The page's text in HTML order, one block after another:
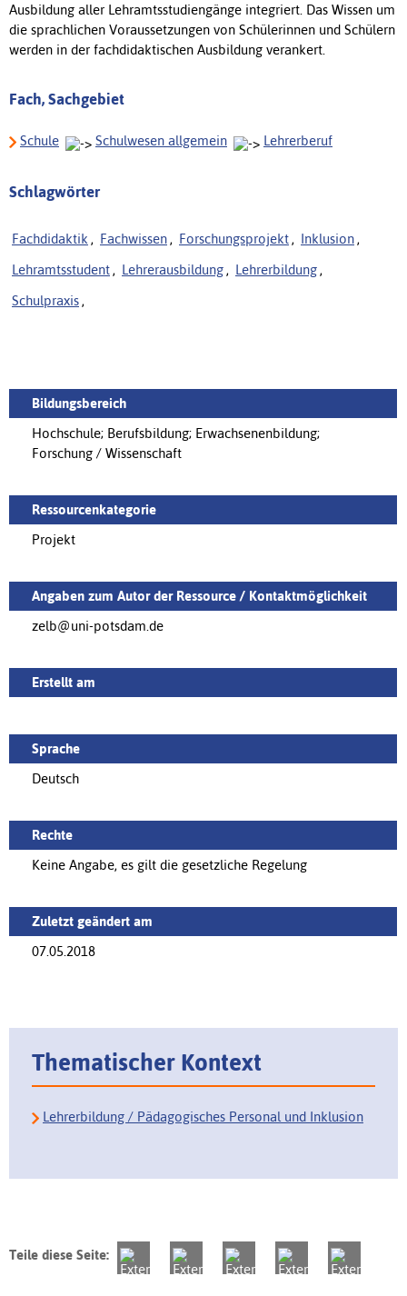
Ausbildung aller Lehramtsstudiengänge integriert. Das Wissen um
die sprachlichen Voraussetzungen von Schülerinnen und Schülern
werden in der fachdidaktischen Ausbildung verankert.
Fach, Sachgebiet
Schule Schulwesen allgemein Lehrerberuf
Schlagwörter
Fachdidaktik , Fachwissen , Forschungsprojekt , Inklusion ,
Lehramtsstudent , Lehrerausbildung , Lehrerbildung ,
Schulpraxis ,
Bildungsbereich
Hochschule; Berufsbildung; Erwachsenenbildung;
Forschung / Wissenschaft
Ressourcenkategorie
Projekt
Angaben zum Autor der Ressource / Kontaktmöglichkeit
zelb@uni-potsdam.de
Erstellt am
Sprache
Deutsch
Rechte
Keine Angabe, es gilt die gesetzliche Regelung
Zuletzt geändert am
07.05.2018
Thematischer Kontext
Lehrerbildung / Pädagogisches Personal und Inklusion
Teile diese Seite: